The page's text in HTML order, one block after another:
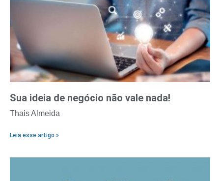
Sua ideia de negócio não vale nada!
Thais Almeida
Leia esse artigo »